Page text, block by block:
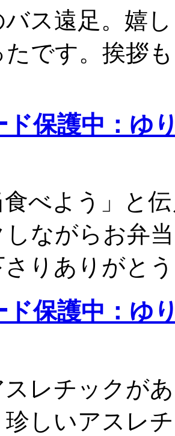
ス遠足。嬉
たです。挨拶
ド保護中：
食べよう」と
しながらお弁
さりありがと
ド保護中：
レチックが
珍しいアスレ